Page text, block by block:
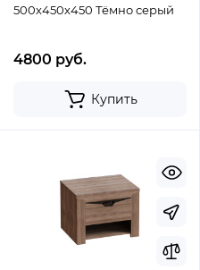
500х450х450 Тёмно серый
4800 руб.
Купить